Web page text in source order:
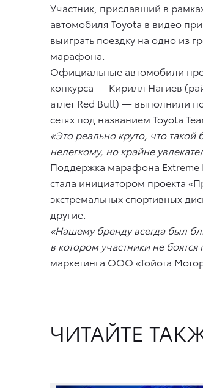
Участник, приславший в
автомобиля Toyota в видео
выиграть поездку на одно из
марафона.
Официальные автомобили
конкурса — Кирилл Нагиев
атлет Red Bull) — выполнили
сетях под названием Toyota
«Это реально круто, что
нелегкому, но крайне
Поддержка марафона Extreme
стала инициатором проекта
экстремальных спортивных
другие.
«Нашему бренду всегда был
в котором участники не
маркетинга ООО «Тойота
ЧИТАЙТЕ